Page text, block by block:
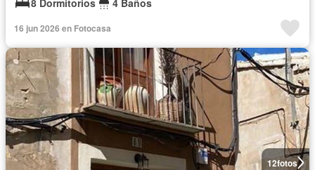
16 jun 2026 en Fotocasa
12fotos